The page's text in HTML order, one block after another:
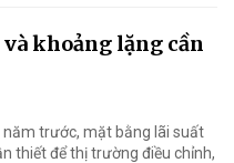
khoảng lặng cần
trước, mặt bằng lãi suất
thiết để thị trường điều chỉnh,